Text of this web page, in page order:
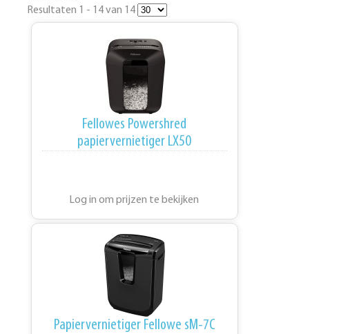
Resultaten 1 - 14 van 14
Fellowes Powershred
papiervernietiger LX50
Log in om prijzen te bekijken
Papiervernietiger Fellowe sM-7C